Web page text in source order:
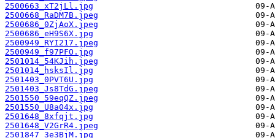
2500663_xT2jLl.jpg
2500668_RaDM7B.jpeg
2500686_0ZjAoX.jpeg
2500686_eH9S6X.jpg
2500949_RYI217.jpeg
2500949_f97PFO.jpg
2501014_54KJih.jpeg
2501014_hsksIl.jpg
2501403_0PVT6U.jpg
2501403_Js8TdG.jpeg
2501550_59eqQZ.jpeg
2501550_U8a04x.jpg
2501648_8xfqjt.jpg
2501648_V2GrR4.jpeg
2501847_3e3BjM.jpg